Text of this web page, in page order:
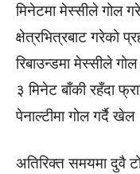
मिनेटमा मेस्सीले गोल
क्षेत्रभित्रबाट गरेको
रिबाउन्डमा मेस्सीले
३ मिनेट बाँकी रहँदा
पेनाल्टीमा गोल गर्दै खेल
अतिरिक्त समयमा दुवै